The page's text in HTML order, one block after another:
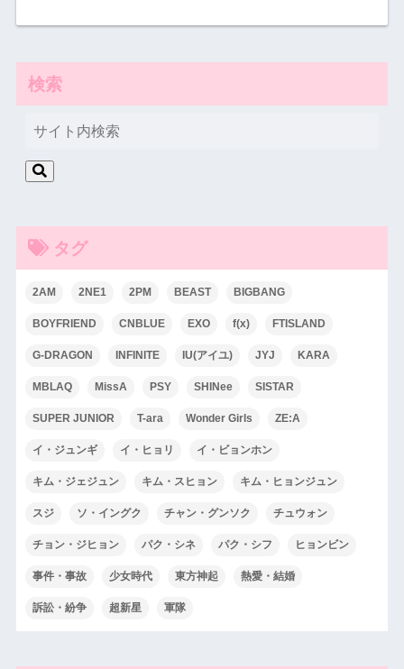
検索
タグ
2AM 2NE1 2PM BEAST BIGBANG
BOYFRIEND CNBLUE EXO f(x) FTISLAND
G-DRAGON INFINITE IU(アイユ) JYJ KARA
MBLAQ MissA PSY SHINee SISTAR
SUPER JUNIOR T-ara Wonder Girls ZE:A
イ・ジュンギ イ・ヒョリ イ・ビョンホン
キム・ジェジュン キム・スヒョン キム・ヒョンジュン
スジ ソ・イングク チャン・グンソク チュウォン
チョン・ジヒョン パク・シネ パク・シフ ヒョンビン
事件・事故 少女時代 東方神起 熱愛・結婚
訴訟・紛争 超新星 軍隊